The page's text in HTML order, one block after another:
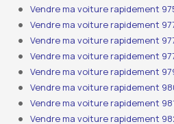
Vendre ma voiture rapidement
Vendre ma voiture rapidement
Vendre ma voiture rapidement
Vendre ma voiture rapidement
Vendre ma voiture rapidement
Vendre ma voiture rapidement
Vendre ma voiture rapidement
Vendre ma voiture rapidement